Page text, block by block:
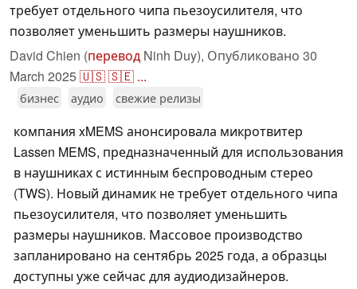
требует отдельного чипа пьезоусилителя, что
позволяет уменьшить размеры наушников.
David Chien (перевод Ninh Duy), Опубликовано 30
March 2025🇺🇸🇸🇪 ...
бизнес аудио свежие релизы
компания xMEMS анонсировала микротвитер
Lassen MEMS, предназначенный для использования
в наушниках с истинным беспроводным стерео
(TWS). Новый динамик не требует отдельного чипа
пьезоусилителя, что позволяет уменьшить
размеры наушников. Массовое производство
запланировано на сентябрь 2025 года, а образцы
доступны уже сейчас для аудиодизайнеров.